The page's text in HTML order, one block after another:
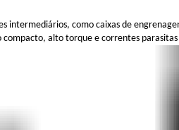
intermediários, como caixas de
alto torque e correntes